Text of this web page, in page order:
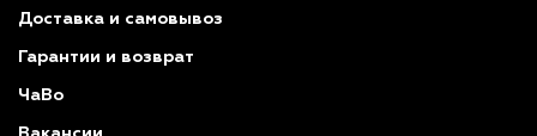
Доставка и самовывоз
Гарантии и возврат
ЧаВо